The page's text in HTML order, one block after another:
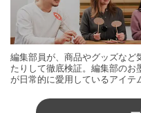
編集部員が、商品やグッズなど
たりして徹底検証。編集部の
が日常的に愛用しているアイテ